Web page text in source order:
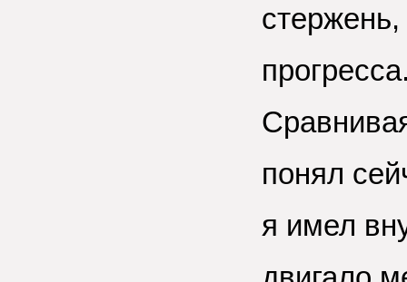
понял
я имел